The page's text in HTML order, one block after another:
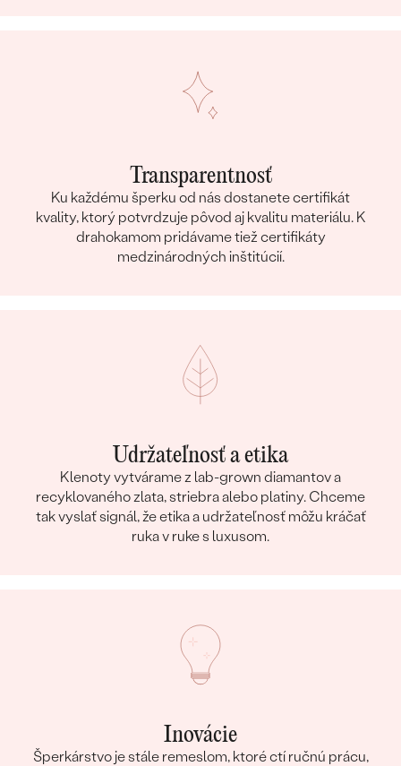
Transparentnosť
Ku každému šperku od nás dostanete certifikát
kvality, ktorý potvrdzuje pôvod aj kvalitu materiálu. K
drahokamom pridávame tiež certifikáty
medzinárodných inštitúcií.
Udržateľnosť a etika
Klenoty vytvárame z lab-grown diamantov a
recyklovaného zlata, striebra alebo platiny. Chceme
tak vyslať signál, že etika a udržateľnosť môžu kráčať
ruka v ruke s luxusom.
Inovácie
Šperkárstvo je stále remeslom, ktoré ctí ručnú prácu,